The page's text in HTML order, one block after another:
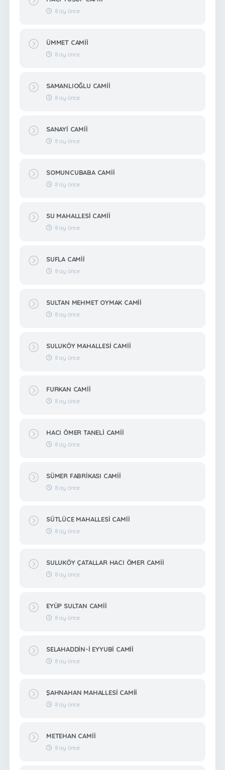
8 ay önce
ÜMMET CAMİİ
8 ay önce
SAMANLIOĞLU CAMİİ
8 ay önce
SANAYİ CAMİİ
8 ay önce
SOMUNCUBABA CAMİİ
8 ay önce
SU MAHALLESİ CAMİİ
8 ay önce
SUFLA CAMİİ
8 ay önce
SULTAN MEHMET OYMAK CAMİİ
8 ay önce
SULUKÖY MAHALLESİ CAMİİ
8 ay önce
FURKAN CAMİİ
8 ay önce
HACI ÖMER TANELİ CAMİİ
8 ay önce
SÜMER FABRİKASI CAMİİ
8 ay önce
SÜTLÜCE MAHALLESİ CAMİİ
8 ay önce
SULUKÖY ÇATALLAR HACI ÖMER CAMİİ
8 ay önce
EYÜP SULTAN CAMİİ
8 ay önce
SELAHADDİN-İ EYYUBİ CAMİİ
8 ay önce
ŞAHNAHAN MAHALLESİ CAMİİ
8 ay önce
METEHAN CAMİİ
8 ay önce